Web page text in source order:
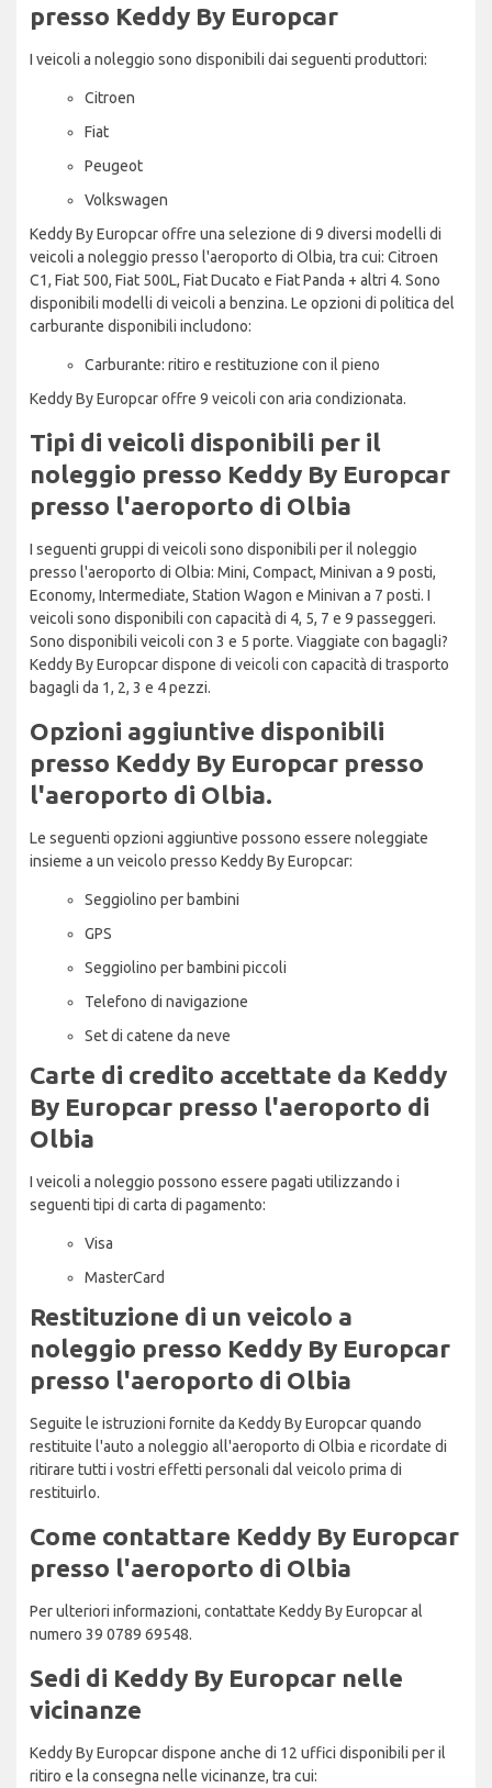
presso Keddy By Europcar
I veicoli a noleggio sono disponibili dai seguenti produttori:
Citroen
Fiat
Peugeot
Volkswagen
Keddy By Europcar offre una selezione di 9 diversi modelli di
veicoli a noleggio presso l'aeroporto di Olbia, tra cui: Citroen
C1, Fiat 500, Fiat 500L, Fiat Ducato e Fiat Panda + altri 4. Sono
disponibili modelli di veicoli a benzina. Le opzioni di politica del
carburante disponibili includono:
Carburante: ritiro e restituzione con il pieno
Keddy By Europcar offre 9 veicoli con aria condizionata.
Tipi di veicoli disponibili per il
noleggio presso Keddy By Europcar
presso l'aeroporto di Olbia
I seguenti gruppi di veicoli sono disponibili per il noleggio
presso l'aeroporto di Olbia: Mini, Compact, Minivan a 9 posti,
Economy, Intermediate, Station Wagon e Minivan a 7 posti. I
veicoli sono disponibili con capacità di 4, 5, 7 e 9 passeggeri.
Sono disponibili veicoli con 3 e 5 porte. Viaggiate con bagagli?
Keddy By Europcar dispone di veicoli con capacità di trasporto
bagagli da 1, 2, 3 e 4 pezzi.
Opzioni aggiuntive disponibili
presso Keddy By Europcar presso
l'aeroporto di Olbia.
Le seguenti opzioni aggiuntive possono essere noleggiate
insieme a un veicolo presso Keddy By Europcar:
Seggiolino per bambini
GPS
Seggiolino per bambini piccoli
Telefono di navigazione
Set di catene da neve
Carte di credito accettate da Keddy
By Europcar presso l'aeroporto di
Olbia
I veicoli a noleggio possono essere pagati utilizzando i
seguenti tipi di carta di pagamento:
Visa
MasterCard
Restituzione di un veicolo a
noleggio presso Keddy By Europcar
presso l'aeroporto di Olbia
Seguite le istruzioni fornite da Keddy By Europcar quando
restituite l'auto a noleggio all'aeroporto di Olbia e ricordate di
ritirare tutti i vostri effetti personali dal veicolo prima di
restituirlo.
Come contattare Keddy By Europcar
presso l'aeroporto di Olbia
Per ulteriori informazioni, contattate Keddy By Europcar al
numero 39 0789 69548.
Sedi di Keddy By Europcar nelle
vicinanze
Keddy By Europcar dispone anche di 12 uffici disponibili per il
ritiro e la consegna nelle vicinanze, tra cui: